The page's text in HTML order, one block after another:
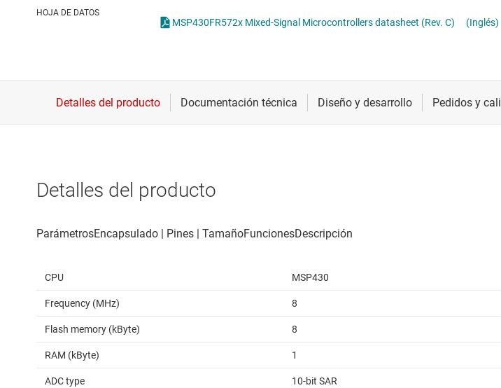
Interfaz Servicios de chip y oblea
HOJA DE DATOS
MSP430FR572x Mixed-Signal Microcontrollers datasheet (Rev. C) (Inglés)
Detalles del producto
CPU MSP430
Frequency (MHz) 8
Flash memory (kByte) 8
RAM (kByte) 1
ADC type 10-bit SAR